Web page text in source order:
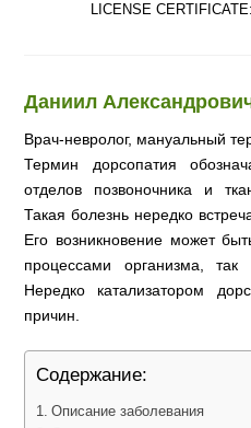
LICENSE
Даниил
Врач-невролог, мануальный
Термин дорсопатия
отделов позвоночника и
Такая болезнь нередко
Его возникновение может
процессами организма,
Нередко катализатором
причин.
Содержание:
Описание заболевания